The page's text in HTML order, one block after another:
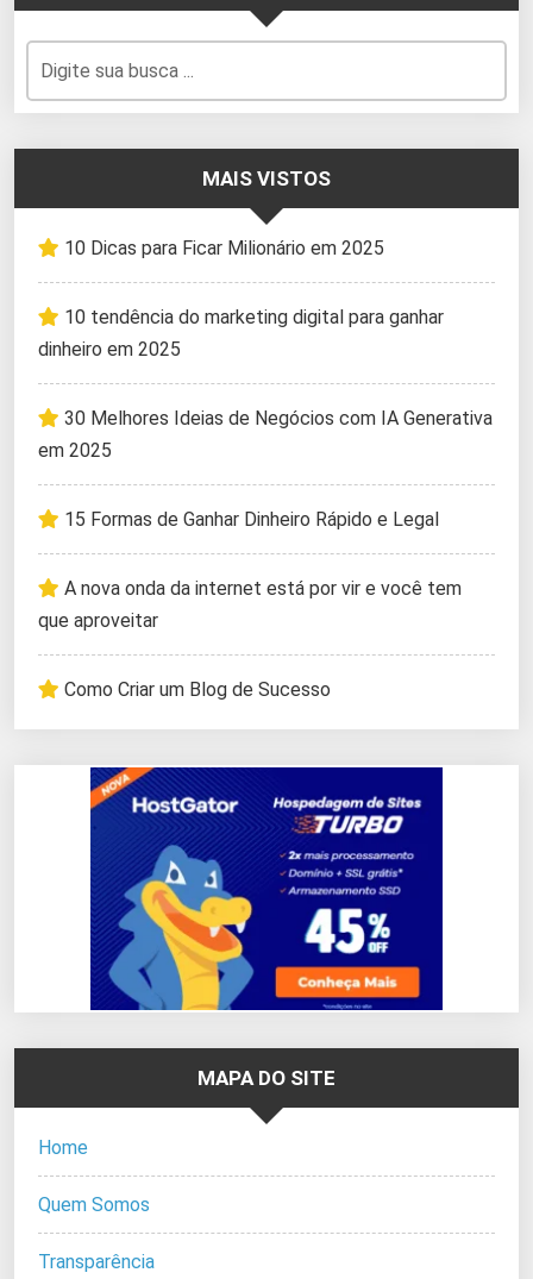
MAIS VISTOS
10 Dicas para Ficar Milionário em 2025
10 tendência do marketing digital para ganhar
dinheiro em 2025
30 Melhores Ideias de Negócios com IA Generativa
em 2025
15 Formas de Ganhar Dinheiro Rápido e Legal
A nova onda da internet está por vir e você tem
que aproveitar
Como Criar um Blog de Sucesso
MAPA DO SITE
Home
Quem Somos
Transparência